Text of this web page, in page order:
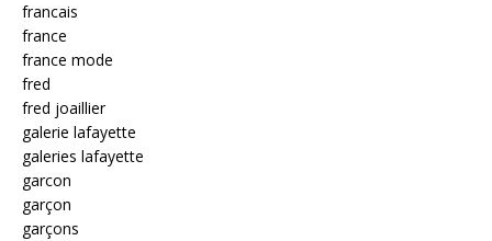
francais
france
france mode
fred
fred joaillier
galerie lafayette
galeries lafayette
garcon
garçon
garçons